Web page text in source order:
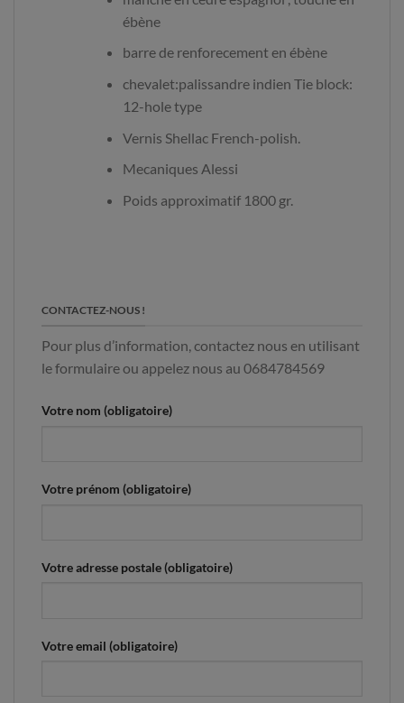
ébène
barre de renforecement en ébène
chevalet:palissandre indien Tie block:
12-hole type
Vernis Shellac French-polish.
Mecaniques Alessi
Poids approximatif 1800 gr.​
CONTACTEZ-NOUS !
Pour plus d’information, contactez nous en utilisant
le formulaire ou appelez nous au 0684784569
Votre nom (obligatoire)
Votre prénom (obligatoire)
Votre adresse postale (obligatoire)
Votre email (obligatoire)